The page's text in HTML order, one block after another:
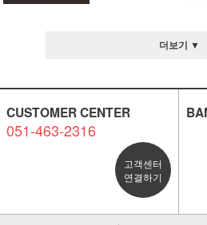
더보기 ▼
CUSTOMER CENTER
051-463-2316
고객센터
연결하기